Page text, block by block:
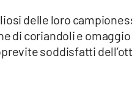
delle loro
di coriandoli e
soddisfatti